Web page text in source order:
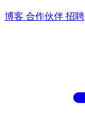
博客 合作伙伴 招聘